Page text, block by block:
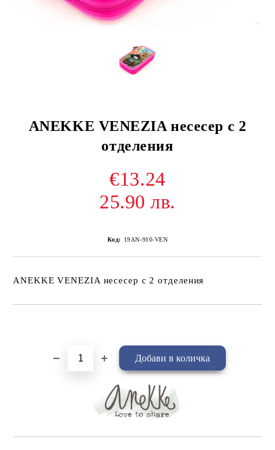
ANEKKE VENEZIA несесер с 2
отделения
€13.24
25.90 лв.
Код: 19AN-910-VEN
ANEKKE VENEZIA несесер с 2 отделения